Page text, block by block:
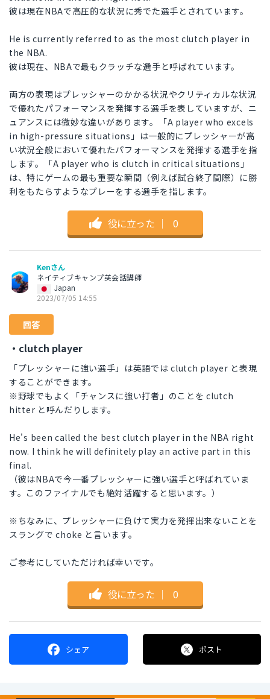
彼は現在NBAで高圧的な状況に秀でた選手とされています。
He is currently referred to as the most clutch player in
the NBA.
彼は現在、NBAで最もクラッチな選手と呼ばれています。
両方の表現はプレッシャーのかかる状況やクリティカルな状況
で優れたパフォーマンスを発揮する選手を表していますが、ニ
ュアンスには微妙な違いがあります。「A player who excels
in high-pressure situations」は一般的にプレッシャーが高
い状況全般において優れたパフォーマンスを発揮する選手を指
します。「A player who is clutch in critical situations」
は、特にゲームの最も重要な瞬間（例えば試合終了間際）に勝
利をもたらすようなプレーをする選手を指します。
役に立った ｜ 0
Kenさん
ネイティブキャンプ英会話講師
Japan
2023/07/05 14:55
回答
・clutch player
「プレッシャーに強い選手」は英語では clutch player と表現
することができます。
※野球でもよく「チャンスに強い打者」のことを clutch
hitter と呼んだりします。
He's been called the best clutch player in the NBA right
now. I think he will definitely play an active part in this
final.
（彼はNBAで今一番プレッシャーに強い選手と呼ばれていま
す。このファイナルでも絶対活躍すると思います。）
※ちなみに、プレッシャーに負けて実力を発揮出来ないことを
スラングで choke と言います。
ご参考にしていただければ幸いです。
役に立った ｜ 0
シェア ポスト